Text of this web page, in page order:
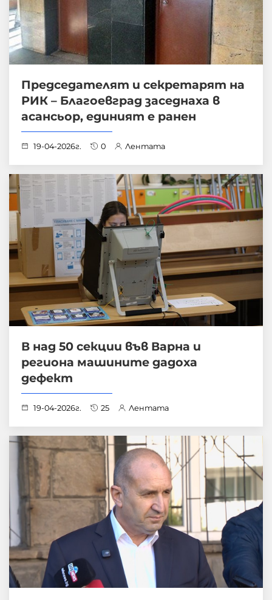
Председателят и секретарят на
РИК – Благоевград заседнаха в
асансьор, единият е ранен
19-04-2026г. 0 Лентата
В над 50 секции във Варна и
региона машините дадоха
дефект
19-04-2026г. 25 Лентата